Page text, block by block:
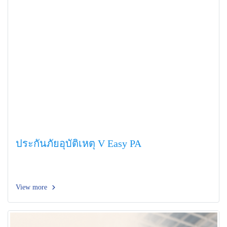
ประกันภัยอุบัติเหตุ V Easy PA
View more